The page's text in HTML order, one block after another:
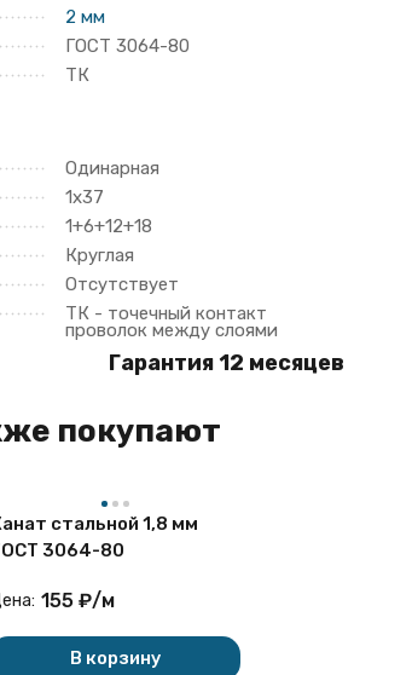
2 мм
ГОСТ 3064-80
ТК
Одинарная
1х37
1+6+12+18
Круглая
Отсутствует
ТК - точечный контакт
проволок между слоями
Гарантия 12 месяцев
покупают
стальной 1,8 мм
3064-80
155 ₽/м
В корзину